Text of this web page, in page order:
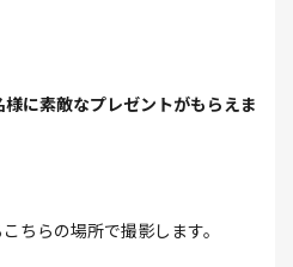
に素敵なプレゼントがもらえま
ちらの場所で撮影します。